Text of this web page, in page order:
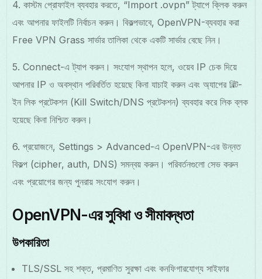
4. কাস্টম প্রোফাইল ব্যবহার করতে, “Import .ovpn” ট্যাপে ক্লিক করুন
এবং আপনার ফাইলটি নির্বাচন করুন। বিকল্পভাবে, OpenVPN-ব্যবহার করা
Free VPN Grass সার্ভার তালিকা থেকে একটি সার্ভার বেছে নিন।
5. Connect-এ ট্যাপ করুন। সংযোগ স্থাপন হলে, ওয়েব IP চেক দিয়ে
আপনার IP ও অবস্থান পরিবর্তিত হয়েছে কিনা যাচাই করুন এবং অ্যাপের বিল্ট-
ইন লিক প্রটেকশন (Kill Switch/DNS প্রটেকশন) ব্যবহার করে লিক ব্লক
হয়েছে কিনা নিশ্চিত করুন।
6. প্রয়োজনে, Settings > Advanced-এ OpenVPN-এর উন্নত
বিকল্প (cipher, auth, DNS) সমন্বয় করুন। পরিবর্তনগুলো সেভ করুন
এবং প্রয়োগের জন্য পুনরায় সংযোগ করুন।
OpenVPN-এর সুবিধা ও সীমাবদ্ধতা
উপকারিতা
TLS/SSL সহ শক্ত, প্রমাণিত সুরক্ষা এবং কনফিগারযোগ্য সাইফার